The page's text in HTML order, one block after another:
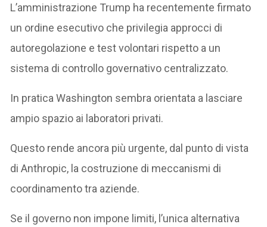
L’amministrazione Trump ha recentemente firmato
un ordine esecutivo che privilegia approcci di
autoregolazione e test volontari rispetto a un
sistema di controllo governativo centralizzato.
In pratica Washington sembra orientata a lasciare
ampio spazio ai laboratori privati.
Questo rende ancora più urgente, dal punto di vista
di Anthropic, la costruzione di meccanismi di
coordinamento tra aziende.
Se il governo non impone limiti, l’unica alternativa